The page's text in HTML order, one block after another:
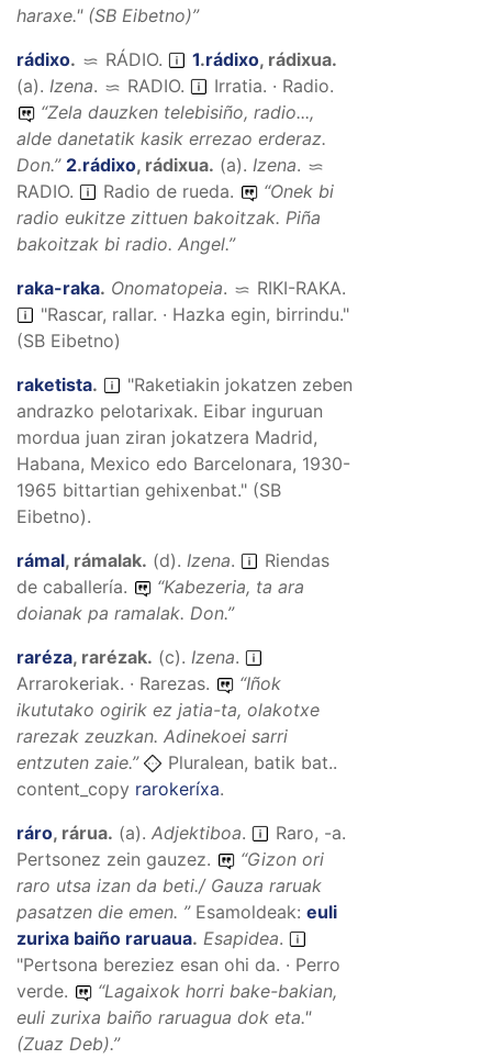
haraxe." (SB Eibetno)”
rádixo. RÁDIO. 1.rádixo, rádixua.
(a). Izena. RADIO.
Irratia. · Radio.
“Zela dauzken telebisiño, radio...,
alde danetatik kasik errezao erderaz.
Don.” 2.rádixo, rádixua. (a). Izena.
RADIO. Radio de rueda. “Onek bi
radio eukitze zittuen bakoitzak. Piña
bakoitzak bi radio. Angel.”
raka-raka. Onomatopeia. RIKI-RAKA.
"Rascar, rallar. · Hazka egin, birrindu."
(SB Eibetno)
raketista.
"Raketiakin jokatzen zeben
andrazko pelotarixak. Eibar inguruan
mordua juan ziran jokatzera Madrid,
Habana, Mexico edo Barcelonara, 1930-
1965 bittartian gehixenbat." (SB
Eibetno).
rámal, rámalak. (d). Izena.
Riendas
de caballería.
“Kabezeria, ta ara
doianak pa ramalak. Don.”
raréza, rarézak. (c). Izena.
Arrarokeriak. · Rarezas.
“Iñok
ikututako ogirik ez jatia-ta, olakotxe
rarezak zeuzkan. Adinekoei sarri
entzuten zaie.”
Pluralean, batik bat..
content_copy rarokeríxa.
ráro, rárua. (a). Adjektiboa.
Raro, -a.
Pertsonez zein gauzez.
“Gizon ori
raro utsa izan da beti./ Gauza raruak
pasatzen die emen. ” Esamoldeak: euli
zurixa baiño raruaua. Esapidea.
"Pertsona bereziez esan ohi da. · Perro
verde.
“Lagaixok horri bake-bakian,
euli zurixa baiño raruagua dok eta."
(Zuaz Deb).”